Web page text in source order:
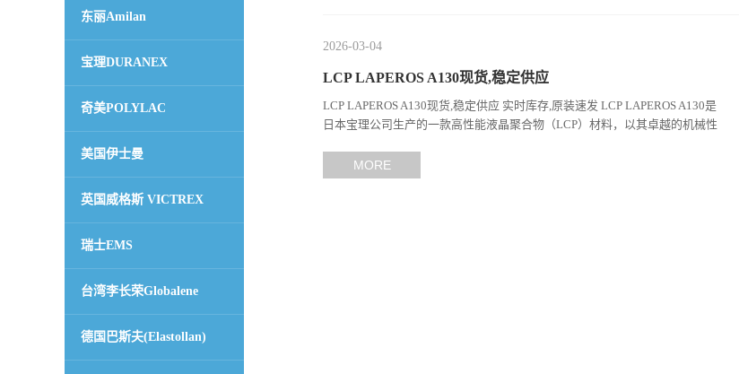
东丽Amilan
宝理DURANEX
奇美POLYLAC
美国伊士曼
英国威格斯 VICTREX
瑞士EMS
台湾李长荣Globalene
德国巴斯夫(Elastollan)
2026-03-04
LCP LAPEROS A130现货,稳定供应
LCP LAPEROS A130现货,稳定供应 实时库存,原装速发 LCP LAPEROS A130是
日本宝理公司生产的一款高性能液晶聚合物（LCP）材料，以其卓越的机械性
MORE